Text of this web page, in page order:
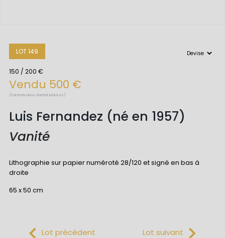
LOT 149
150 / 200 €
Vendu 500 €
(Commissions d'achat incluses)
Luis Fernandez (né en 1957)
Vanité
Lithographie sur papier numéroté 28/120 et signé en bas à
droite
65 x 50 cm
Lot précédent Lot suivant